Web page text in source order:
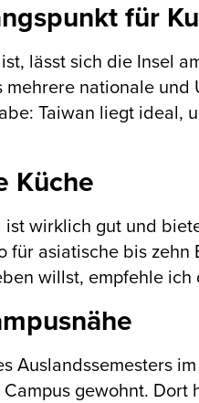
für
lässt sich die Insel
mehrere nationale
Taiwan liegt ideal,
Küche
ist wirklich gut und
für asiatische bis
willst, empfehle
Auslandssemesters
gewohnt.